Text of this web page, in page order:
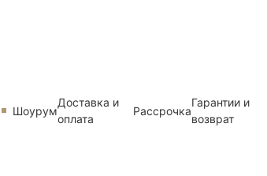
Шоурум
Доставка и
оплата
Рассрочка
Гарантии и
возврат